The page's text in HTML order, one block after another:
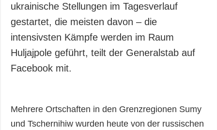
ukrainische Stellungen im Tagesverlauf
gestartet, die meisten davon – die
intensivsten Kämpfe werden im Raum
Huljajpole geführt, teilt der Generalstab auf
Facebook mit.
Mehrere Ortschaften in den Grenzregionen Sumy
und Tschernihiw wurden heute von der russischen